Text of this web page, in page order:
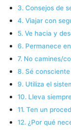
Consejos de
Viajar con
Ve hacia y
Permanece
No camines/
Sé
Utiliza el
Lleva
Ten un
¿Por qué